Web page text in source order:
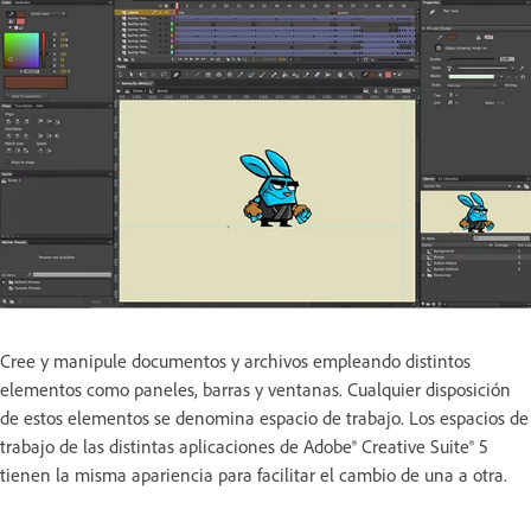
Cree y manipule documentos y archivos empleando distintos
elementos como paneles, barras y ventanas. Cualquier disposición
de estos elementos se denomina espacio de trabajo. Los espacios de
trabajo de las distintas aplicaciones de Adobe® Creative Suite® 5
tienen la misma apariencia para facilitar el cambio de una a otra.